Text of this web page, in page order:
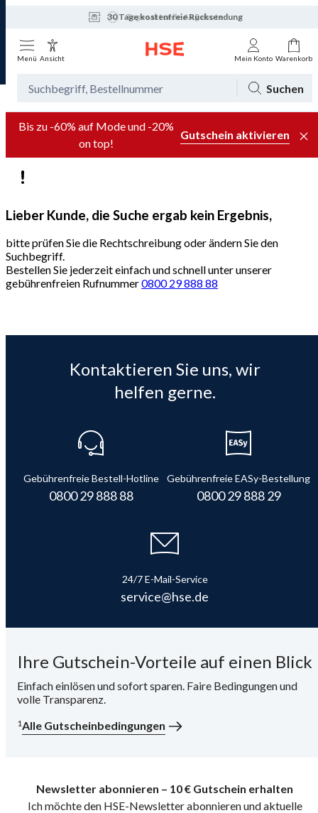
Tagesaktuelle Angebote
Menü Ansicht Mein Konto Warenkorb
Suchen
Bis zu -60% auf Mode und -20%
on top!
Gutschein aktivieren
Lieber Kunde, die Suche ergab kein Ergebnis,
bitte prüfen Sie die Rechtschreibung oder ändern Sie den
Suchbegriff.
Bestellen Sie jederzeit einfach und schnell unter unserer
gebührenfreien Rufnummer0800 29 888 88
Kontaktieren Sie uns, wir
helfen gerne.
Gebührenfreie Bestell-Hotline
0800 29 888 88
Gebührenfreie EASy-Bestellung
0800 29 888 29
24/7 E-Mail-Service
service@hse.de
Ihre Gutschein-Vorteile auf einen Blick
Einfach einlösen und sofort sparen. Faire Bedingungen und
volle Transparenz.
1Alle Gutscheinbedingungen
Newsletter abonnieren – 10 € Gutschein erhalten
Ich möchte den HSE-Newsletter abonnieren und aktuelle